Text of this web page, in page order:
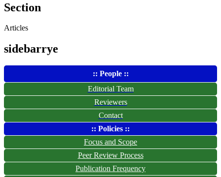
Section
Articles
sidebarrye
:: People ::
Editorial Team
Reviewers
Contact
:: Policies ::
Focus and Scope
Peer Review Process
Publication Frequency